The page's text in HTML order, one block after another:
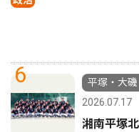
6
平塚・大
2026.07.17
湘南平塚